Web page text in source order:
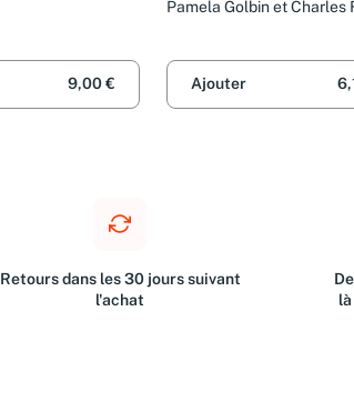
9,00 €
Pamela Golbin et Charles
Ajouter
Retours dans les 30 jours suivant
l'achat